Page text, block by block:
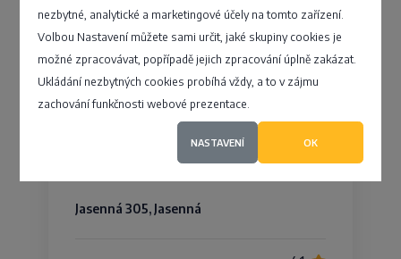
nezbytné, analytické a marketingové účely na tomto zařízení.
Volbou Nastavení můžete sami určit, jaké skupiny cookies je
možné zpracovávat, popřípadě jejich zpracování úplně zakázat.
Ukládání nezbytných cookies probíhá vždy, a to v zájmu
zachování funkčnosti webové prezentace.
NASTAVENÍ OK
4,5
Jasenná 305, Jasenná